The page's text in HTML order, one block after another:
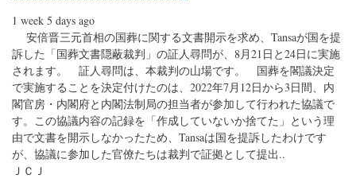
1 week 5 days ago
安倍晋三元首相の国葬に関する文書開示を求め、Tansaが国を提
訴した「国葬文書隠蔽裁判」の証人尋問が、8月21日と24日に実施
されます。 証人尋問は、本裁判の山場です。 国葬を閣議決定
で実施することを決定付けたのは、2022年7月12日から3日間、内
閣官房・内閣府と内閣法制局の担当者が参加して行われた協議で
す。この協議内容の記録を「作成していないか捨てた」という理
由で文書を開示しなかったため、Tansaは国を提訴したわけです
が、協議に参加した官僚たちは裁判で証拠として提出..
ＪＣＪ